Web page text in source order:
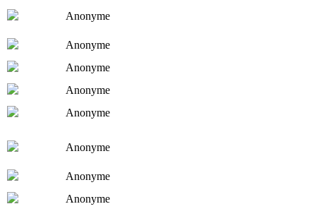
Anonyme
Anonyme
Anonyme
Anonyme
Anonyme
Anonyme
Anonyme
Anonyme